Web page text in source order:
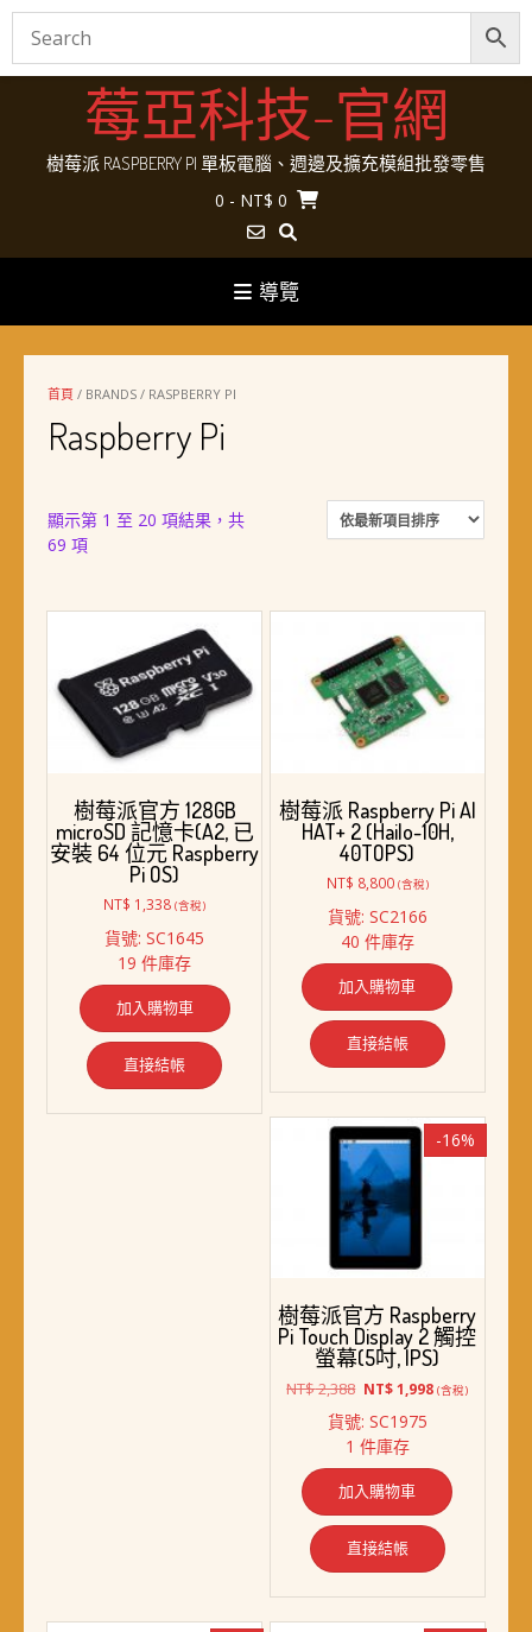
Skip
莓亞科技-官網
樹莓派 RASPBERRY PI 單板電腦、週邊及擴充模組批發零售
0 - NT$ 0
導覽
首頁 / BRANDS / RASPBERRY PI
Raspberry Pi
顯示第 1 至 20 項結果，共
69 項依
項
排
序
樹莓派官方 128GB
microSD 記憶卡(A2, 已
安裝 64 位元 Raspberry
Pi OS)
NT$ 1,338 (含稅)
貨號: SC1645
19 件庫存
加入購物車
直接結帳
樹莓派 Raspberry Pi AI
HAT+ 2 (Hailo-10H,
40TOPS)
NT$ 8,800 (含稅)
貨號: SC2166
40 件庫存
加入購物車
直接結帳
-16%
樹莓派官方 Raspberry
Pi Touch Display 2 觸控
螢幕(5吋, IPS)
NT$2,388 原
價
格：
NT$ 2,388。
NT$1,998目
NT$ 1,998。
(含稅)
貨號: SC1975
1 件庫存
加入購物車
直接結帳